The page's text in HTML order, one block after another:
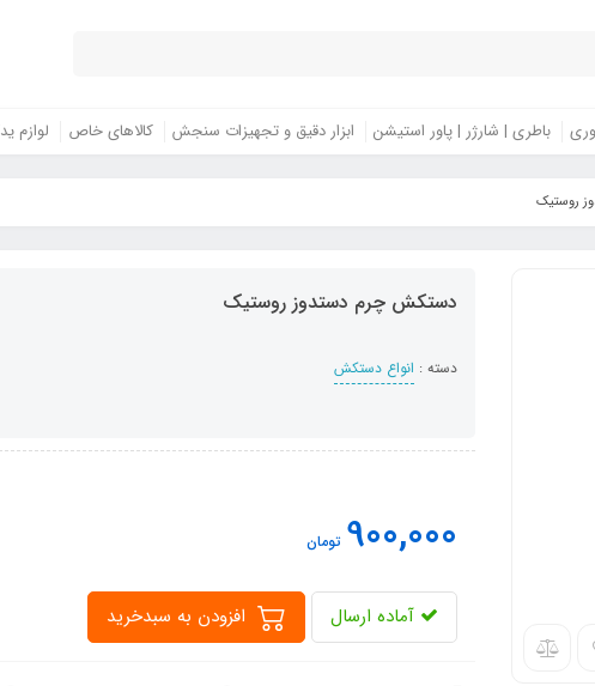
باطری | شارژر | پاور استیشن ابزار دقیق و تجهیزات سنجش کالاهای خاص لوازم
روستیک
دستکش چرم دستدوز روستیک
دسته : انواع دستکش
900,000 تومان
آماده ارسال